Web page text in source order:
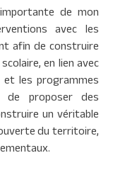
de mon
avec les
afin de construire
en lien avec
les programmes
de proposer des
un véritable
du territoire,